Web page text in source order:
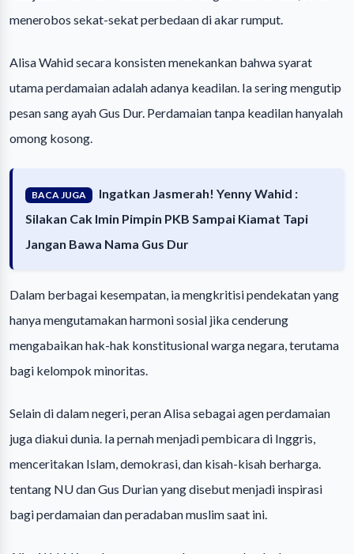
menerobos sekat-sekat perbedaan di akar rumput.
Alisa Wahid secara konsisten menekankan bahwa syarat
utama perdamaian adalah adanya keadilan. Ia sering mengutip
pesan sang ayah Gus Dur. Perdamaian tanpa keadilan hanyalah
omong kosong.
BACA JUGA
Ingatkan Jasmerah! Yenny Wahid :
Silakan Cak Imin Pimpin PKB Sampai Kiamat Tapi
Jangan Bawa Nama Gus Dur
Dalam berbagai kesempatan, ia mengkritisi pendekatan yang
hanya mengutamakan harmoni sosial jika cenderung
mengabaikan hak-hak konstitusional warga negara, terutama
bagi kelompok minoritas.
Selain di dalam negeri, peran Alisa sebagai agen perdamaian
juga diakui dunia. Ia pernah menjadi pembicara di Inggris,
menceritakan Islam, demokrasi, dan kisah-kisah berharga.
tentang NU dan Gus Durian yang disebut menjadi inspirasi
bagi perdamaian dan peradaban muslim saat ini.